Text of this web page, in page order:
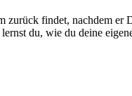
findet, nachdem er
du, wie du deine